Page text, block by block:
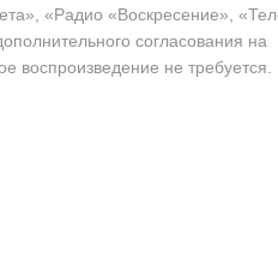
«Радио «Воскресение»,
согласования на
воспроизведение не требуется.